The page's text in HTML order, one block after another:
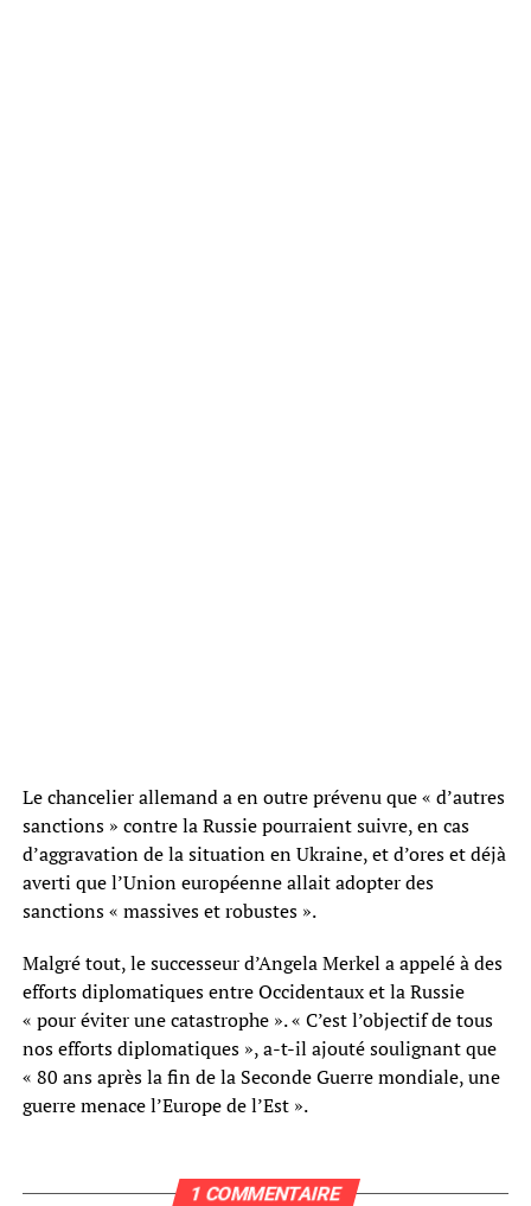
Le chancelier allemand a en outre prévenu que « d’autres
sanctions » contre la Russie pourraient suivre, en cas
d’aggravation de la situation en Ukraine, et d’ores et déjà
averti que l’Union européenne allait adopter des
sanctions « massives et robustes ».
Malgré tout, le successeur d’Angela Merkel a appelé à des
efforts diplomatiques entre Occidentaux et la Russie
« pour éviter une catastrophe ». « C’est l’objectif de tous
nos efforts diplomatiques », a-t-il ajouté soulignant que
« 80 ans après la fin de la Seconde Guerre mondiale, une
guerre menace l’Europe de l’Est ».
1 COMMENTAIRE